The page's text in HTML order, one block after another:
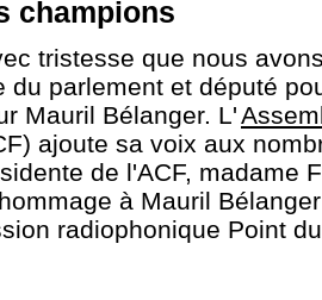
champions
tristesse que nous
du parlement et député
Mauril Bélanger. L'
ajoute sa voix aux
de l'ACF, madame
à Mauril
radiophonique Point